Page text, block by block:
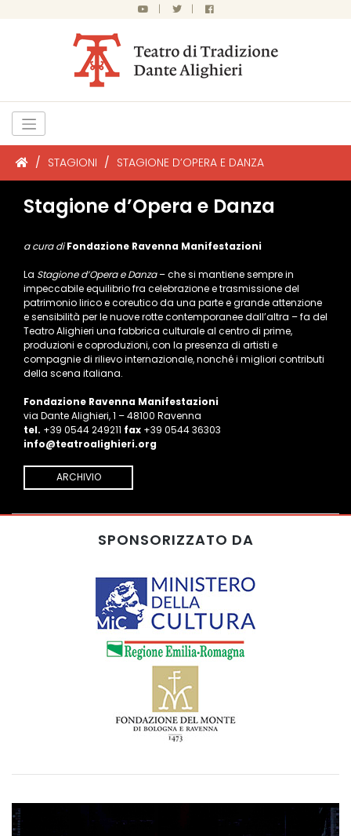
| |
/ STAGIONI / STAGIONE D’OPERA E DANZA
Stagione d’Opera e Danza
a cura di Fondazione Ravenna Manifestazioni
La Stagione d’Opera e Danza– che si mantiene sempre in
impeccabile equilibrio fra celebrazione e trasmissione del
patrimonio lirico e coreutico da una parte e grande attenzione
e sensibilità per le nuove rotte contemporanee dall’altra – fa del
Teatro Alighieri una fabbrica culturale al centro di prime,
produzioni e coproduzioni, con la presenza di artisti e
compagnie di rilievo internazionale, nonché i migliori contributi
della scena italiana.
Fondazione Ravenna Manifestazioni
via Dante Alighieri, 1 – 48100 Ravenna
tel. +39 0544 249211 fax +39 0544 36303
info@teatroalighieri.org
ARCHIVIO
SPONSORIZZATO DA